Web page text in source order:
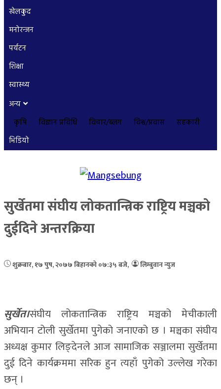
खेलकुद
मनोरन्जन
पर्यटन
शिक्षा
स्वास्थ्य
अन्य
कृषि
विज्ञान प्रविधि विचार/ब्लग विश्व/प्रवास
सहकारी
भिडियो
सुर्खेतमा संघीय लोकतान्त्रिक राष्ट्रिय मञ्चको
दुईदिने अन्तरक्रिया
शुक्रबार, १७ पुष, २०७७बिहानको ०७:३५ बजे, लिम्बुवान न्युज
सुर्खेत।संघीय लोकतान्त्रिक राष्ट्रिय मञ्चको मेचीकाली
अभियान टोली सुर्खेतमा पुगेको जनाएको छ । मञ्चका संघीय
अध्यक्ष कुमार लिङ्देनले आज सामाजिक सञ्जालमा सुर्खेतमा
दुई दिने कार्यक्रममा सरिक हुन त्यहाँ पुगेको उल्लेख गरेका
छन् ।